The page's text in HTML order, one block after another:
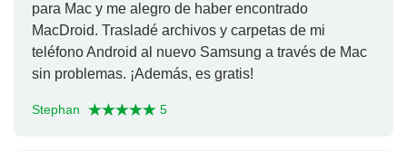
para Mac y me alegro de haber encontrado
MacDroid. Trasladé archivos y carpetas de mi
teléfono Android al nuevo Samsung a través de Mac
sin problemas. ¡Además, es gratis!
Stephan 5